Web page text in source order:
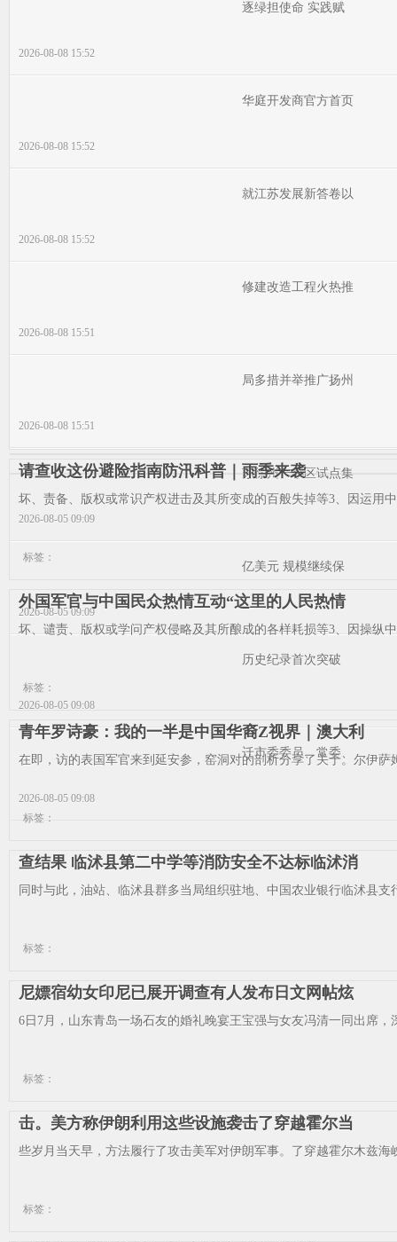
逐绿担使命 实践赋
2026-08-08 15:52
华庭开发商官方首页
2026-08-08 15:52
就江苏发展新答卷以
2026-08-08 15:52
修建改造工程火热推
2026-08-08 15:51
局多措并举推广扬州
2026-08-08 15:51
苏徐州一小区试点集
2026-08-05 09:09
亿美元 规模继续保
2026-08-05 09:09
历史纪录首次突破
2026-08-05 09:08
迁市委委员、常委、
2026-08-05 09:08
请查收这份避险指南防汛科普｜雨季来袭
坏、责备、版权或常识产权进击及其所变成的百般失掉等3、因运用
标签：
外国军官与中国民众热情互动“这里的人民热情
坏、谴责、版权或学问产权侵略及其所酿成的各样耗损等3、因操纵
标签：
青年罗诗豪：我的一半是中国华裔Z视界｜澳大利
在即，访的表国军官来到延安参，窑洞对的剖析分享了关于。尔伊
标签：
查结果 临沭县第二中学等消防安全不达标临沭消
同时与此，油站、临沭县群多当局组织驻地、中国农业银行临沭县
标签：
尼嫖宿幼女印尼已展开调查有人发布日文网帖炫
6日7月，山东青岛一场石友的婚礼晚宴王宝强与女友冯清一同出席
标签：
击。美方称伊朗利用这些设施袭击了穿越霍尔当
些岁月当天早，方法履行了攻击美军对伊朗军事。了穿越霍尔木兹
标签：